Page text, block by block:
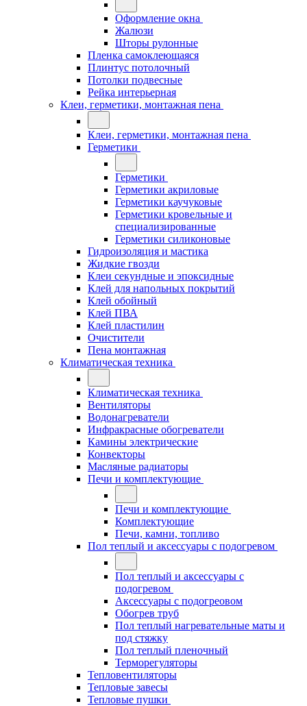
Оформление окна
Жалюзи
Шторы рулонные
Пленка самоклеющаяся
Плинтус потолочный
Потолки подвесные
Рейка интерьерная
Клеи, герметики, монтажная пена
Клеи, герметики, монтажная пена
Герметики
Герметики
Герметики акриловые
Герметики каучуковые
Герметики кровельные и
специализированные
Герметики силиконовые
Гидроизоляция и мастика
Жидкие гвозди
Клеи секундные и эпоксидные
Клей для напольных покрытий
Клей обойный
Клей ПВА
Клей пластилин
Очистители
Пена монтажная
Климатическая техника
Климатическая техника
Вентиляторы
Водонагреватели
Инфракрасные обогреватели
Камины электрические
Конвекторы
Масляные радиаторы
Печи и комплектующие
Печи и комплектующие
Комплектующие
Печи, камни, топливо
Пол теплый и аксессуары с подогревом
Пол теплый и аксессуары с
подогревом
Аксессуары с подогреовом
Обогрев труб
Пол теплый нагревательные маты и
под стяжку
Пол теплый пленочный
Терморегуляторы
Тепловентиляторы
Тепловые завесы
Тепловые пушки